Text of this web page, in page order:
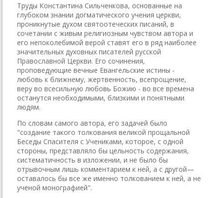
Труды Константина Сильченкова, основанные на
глубоком знании догматического учения церкви,
проникнутые духом святоотеческих писаний, в
сочетании с живым религиозным чувством автора и
его непоколебимой верой ставят его в ряд наиболее
значительных духовных писателей русской
Православной Церкви. Его сочинения,
проповедующие вечные Евангельские истины -
любовь к ближнему, жертвенность, всепрощение,
веру во всесильную любовь Божию - во все времена
останутся необходимыми, близкими и понятными
людям.
По словам самого автора, его задачей было
"создание такого толкования великой прощальной
Беседы Спасителя с Учениками, которое, с одной
стороны, представляло бы цельность содержания,
систематичность в изложении, и не было бы
отрывочным лишь комментарием к ней, а с другой—
оставалось бы все же именно толкованием к ней, а не
ученой монографией".